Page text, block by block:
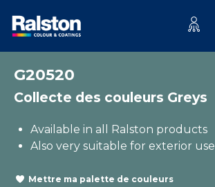
G20520
Collecte des couleurs Greys
Available in all Ralston products
Also very suitable for exterior use
Mettre ma palette de couleurs